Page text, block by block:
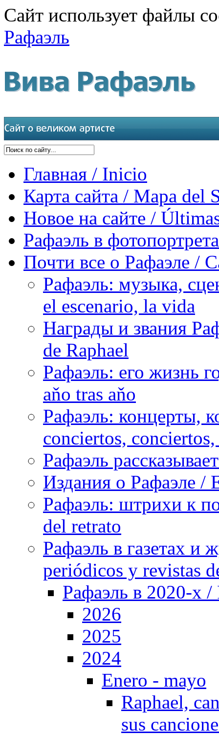
Сайт использует файлы
Рафаэль
Главная / Inicio
Карта сайта / Mapa del
Новое на сайте /
Рафаэль в
Почти все о Рафаэле /
Рафаэль: музыка,
el escenario, la vida
Награды и звания
de Raphael
Рафаэль: его жизнь
aňo tras aňo
Рафаэль: концерты,
conciertos,
Рафаэль
Издания о Рафаэле /
Рафаэль: штрихи к
del retrato
Рафаэль в газетах и
periódicos y revistas
Рафаэль в 2020-х /
2026
2025
2024
Enero - mayo
Raphael,
sus